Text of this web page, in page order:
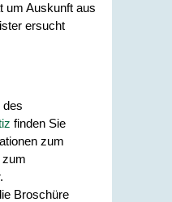
um Auskunft aus
ersucht
des
finden Sie
zum
zum
Broschüre